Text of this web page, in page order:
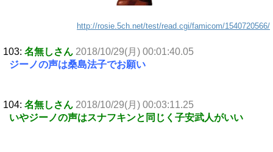
http://rosie.5ch.net/test/read.cgi/famicom/1540720566/
103: 名無しさん 2018/10/29(月) 00:01:40.05
ジーノの声は桑島法子でお願い
104: 名無しさん 2018/10/29(月) 00:03:11.25
いやジーノの声はスナフキンと同じく子安武人がいい